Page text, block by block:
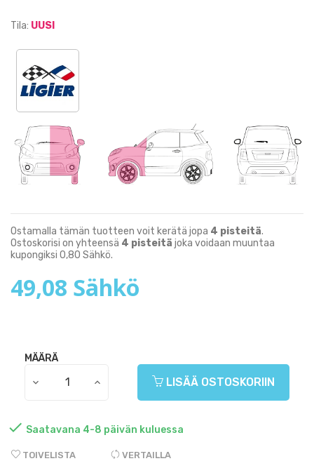
Tila: UUSI
Ostamalla tämän tuotteen voit kerätä jopa 4 pisteitä.
Ostoskorisi on yhteensä 4 pisteitä joka voidaan muuntaa
kupongiksi 0,80 Sähkö.
49,08 Sähkö
MÄÄRÄ
LISÄÄ OSTOSKORIIN
 Saatavana 4-8 päivän kuluessa
TOIVELISTA VERTAILLA